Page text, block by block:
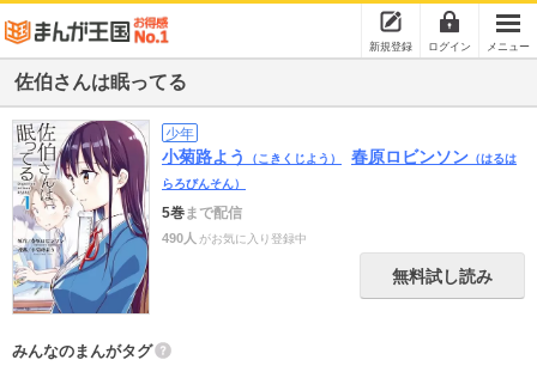
新規登録 ログイン メニュー
佐伯さんは眠ってる
少年
小菊路よう （こきくじよう） 春原ロビンソン （はるは
らろびんそん）
5巻まで配信
490人 がお気に入り登録中
無料試し読み
みんなのまんがタグ